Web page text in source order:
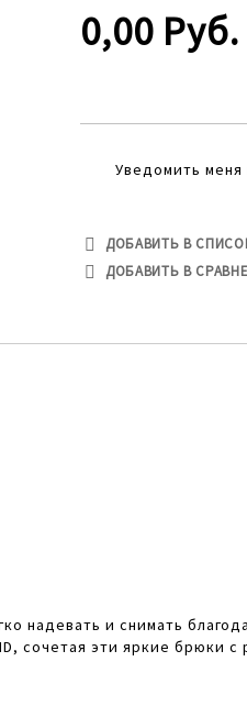
0,00 Руб.
Уведомить меня
ДОБАВИТЬ В
ДОБАВИТЬ В
надевать и снимать
, сочетая эти яркие брюки